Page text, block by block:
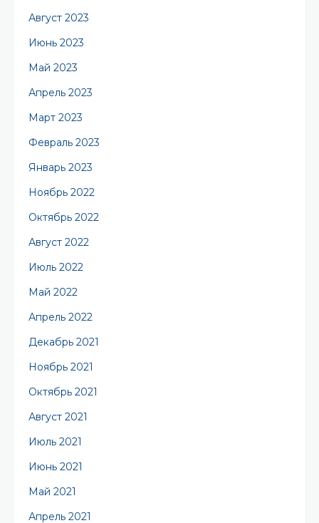
Август 2023
Июнь 2023
Май 2023
Апрель 2023
Март 2023
Февраль 2023
Январь 2023
Ноябрь 2022
Октябрь 2022
Август 2022
Июль 2022
Май 2022
Апрель 2022
Декабрь 2021
Ноябрь 2021
Октябрь 2021
Август 2021
Июль 2021
Июнь 2021
Май 2021
Апрель 2021